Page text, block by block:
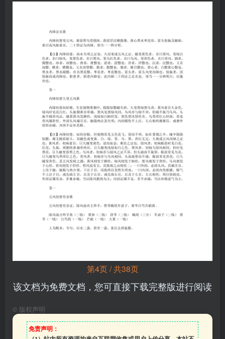
第4页 / 共38页
该文档为免费文档，您可直接下载完整版进行阅读
© 版权声明
免责声明：